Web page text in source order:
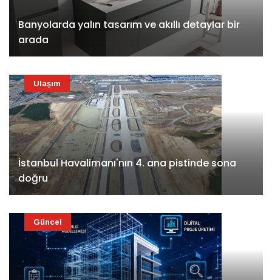
Banyolarda yalın tasarım ve akıllı detaylar bir
arada
İstanbul Havalimanı'nın 4. ana pistinde sona
doğru
Ulaşım
Güncel